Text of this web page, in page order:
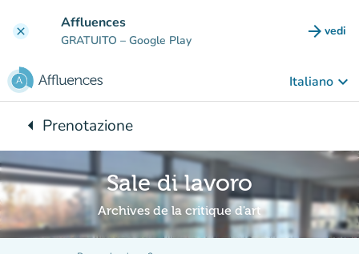
clear Affluences
GRATUITO – Google Play arrow_forward vedi
Italiano keyboard_arrow_down
arrow_leftTorna a:
Prenotazione
Sale di lavoro
Archives de la critique d'art